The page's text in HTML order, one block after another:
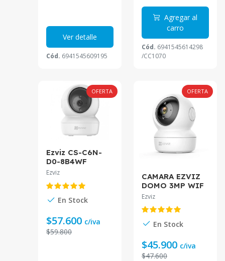
Ver detalle
Cód. 6941545609195
Agregar al
carro
Cód. 6941545614298
/CC1070
OFERTA
Ezviz CS-C6N-
D0-8B4WF
Cámara wifi con
inclinación
inteligente 2K
IR10mt
Ezviz
En Stock
$57.600 c/iva
$59.800
OFERTA
CAMARA EZVIZ
DOMO 3MP WIF
IR10M SMART
C6N-D0-2C3WF
Ezviz
En Stock
$45.900 c/iva
$47.600